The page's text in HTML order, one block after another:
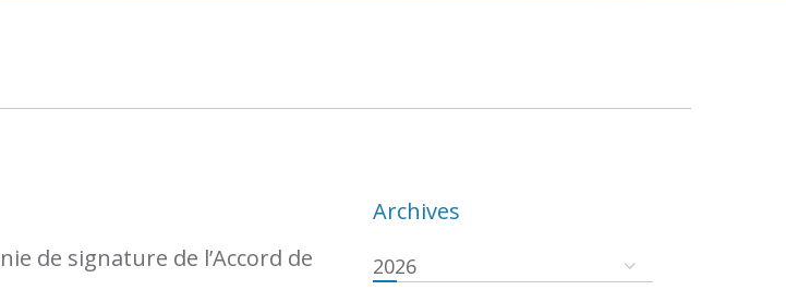
de signature de l’Accord de
Archives
2026